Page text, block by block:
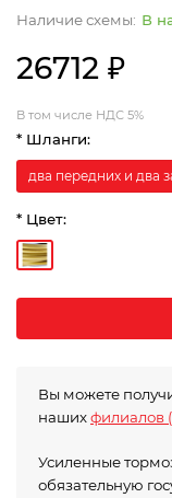
В
26712 ₽
В том числе НДС 5%
* Шланги:
два передних и два
* Цвет:
Вы можете
нашихфилиалов
Усиленные
обязательную